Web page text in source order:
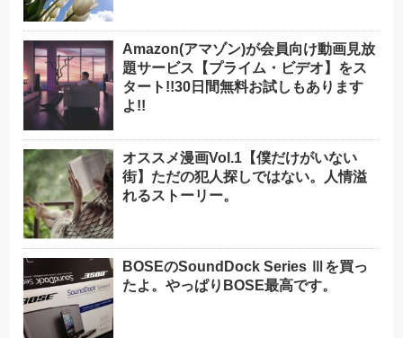
Amazon(アマゾン)が会員向け動画見放
題サービス【プライム・ビデオ】をス
タート!!30日間無料お試しもあります
よ!!
オススメ漫画Vol.1【僕だけがいない
街】ただの犯人探しではない。人情溢
れるストーリー。
BOSEのSoundDock Series Ⅲを買っ
たよ。やっぱりBOSE最高です。